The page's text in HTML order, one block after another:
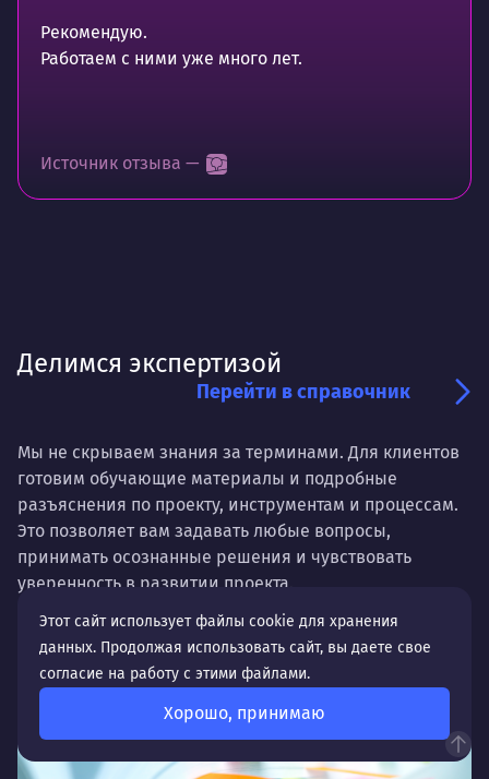
Рекомендую.
Работаем с ними уже много лет.
Источник отзыва —
Делимся экспертизой
Перейти в справочник
Мы не скрываем знания за терминами. Для клиентов
готовим обучающие материалы и подробные
разъяснения по проекту, инструментам и процессам.
Это позволяет вам задавать любые вопросы,
принимать осознанные решения и чувствовать
уверенность в развитии проекта.
Этот сайт использует файлы cookie для хранения
данных. Продолжая использовать сайт, вы даете свое
согласие на работу с этими файлами.
Хорошо, принимаю